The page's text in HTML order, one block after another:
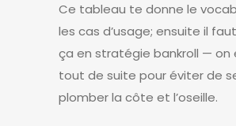
Ce tableau te donne le
les cas d’usage; ensuite il
ça en stratégie bankroll — on
tout de suite pour éviter de
plomber la côte et l’oseille.